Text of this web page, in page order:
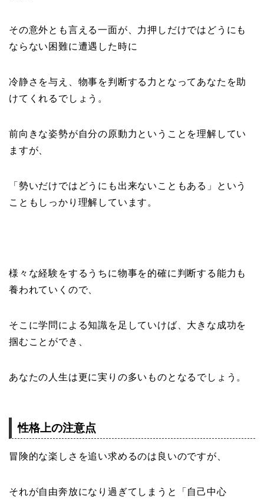
その意外とも言える一面が、力押しだけではどうにも
ならない困難に遭遇した時に
冷静さを与え、物事を判断する力となってあなたを助
けてくれるでしょう。
前向きな姿勢が自分の原動力ということを理解してい
ますが、
「勢いだけではどうにも出来ないこともある」という
こともしっかり理解しています。
様々な経験をするうちに物事を的確に判断する能力も
養われていくので、
そこに学問による知識を足していけば、大きな成功を
掴むことができ、
あなたの人生は更に実りの多いものとなるでしょう。
性格上の注意点
冒険的な楽しさを追い求めるのは良いのですが、
それが自由奔放になり過ぎてしまうと「自己中心